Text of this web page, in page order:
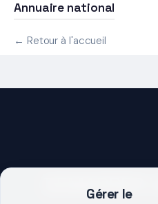
Gérer le
Annuaire national
← Retour à l'accueil
DEMARRER